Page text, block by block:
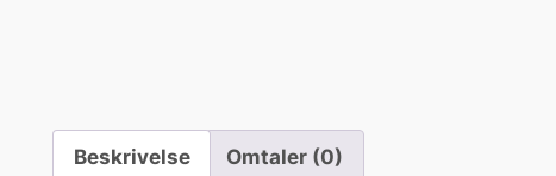
Beskrivelse
Omtaler (0)